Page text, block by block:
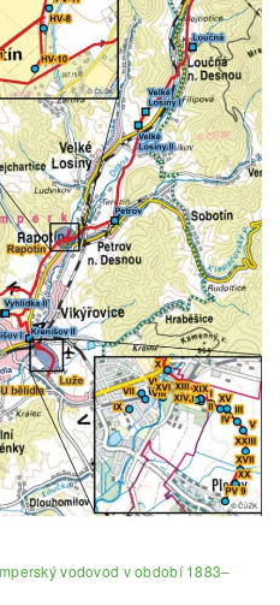
vodovod v období 1883–